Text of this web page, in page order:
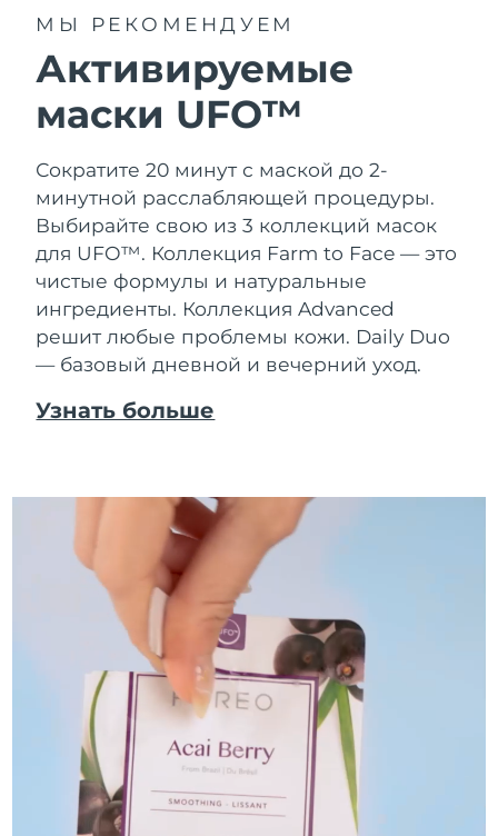
МЫ РЕКОМЕНДУЕМ
Активируемые
маски UFO™
Сократите 20 минут с маской до 2-
минутной расслабляющей процедуры.
Выбирайте свою из 3 коллекций масок
для UFO™. Коллекция Farm to Face — это
чистые формулы и натуральные
ингредиенты. Коллекция Advanced
решит любые проблемы кожи. Daily Duo
— базовый дневной и вечерний уход.
Узнать больше